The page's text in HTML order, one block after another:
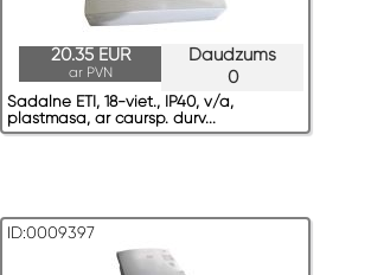
Daudzums
0
20.35 EUR
ar PVN
Sadalne ETI, 18-viet., IP40, v/a,
plastmasa, ar caursp. durv...
ID:0009397